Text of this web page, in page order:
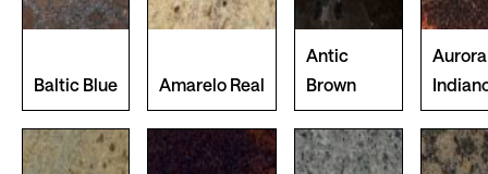
Baltic Blue Amarelo Real
Antic
Brown
Aurora